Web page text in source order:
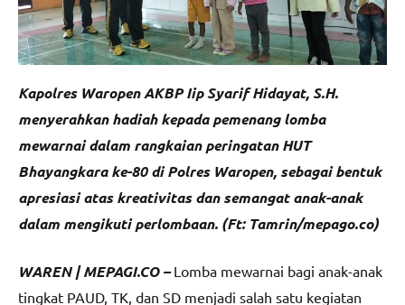
Kapolres Waropen AKBP Iip Syarif Hidayat, S.H.
menyerahkan hadiah kepada pemenang lomba
mewarnai dalam rangkaian peringatan HUT
Bhayangkara ke-80 di Polres Waropen, sebagai bentuk
apresiasi atas kreativitas dan semangat anak-anak
dalam mengikuti perlombaan. (Ft: Tamrin/mepago.co)
WAREN | MEPAGI.CO – Lomba mewarnai bagi anak-anak
tingkat PAUD, TK, dan SD menjadi salah satu kegiatan